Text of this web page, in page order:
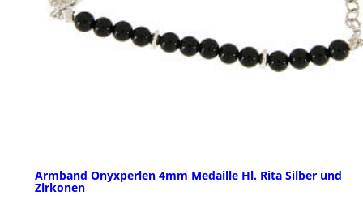
Armband Onyxperlen 4mm Medaille Hl. Rita Silber und
Zirkonen